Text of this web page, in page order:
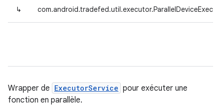
↳
Wrapper de ExecutorService pour exécuter une
fonction en parallèle.